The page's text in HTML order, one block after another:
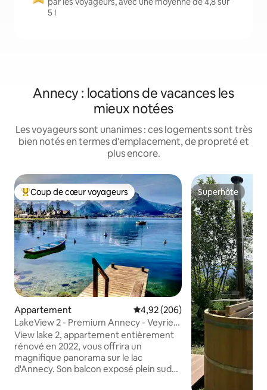
5 !
Annecy : locations de vacances les
mieux notées
Les voyageurs sont unanimes : ces logements sont très
bien notés en termes d'emplacement, de propreté et
plus encore.
Coups de cœur voyageurs les plus appréciés
Coup de cœur voyageurs
Appartement Évaluation moyenne sur la
4,92 (206)
LakeView 2 - Premium Annecy - Veyrier
du lac
View lake 2, appartement entièrement
rénové en 2022, vous offrira un
magnifique panorama sur le lac
d'Annecy. Son balcon exposé plein sud
Superhôte
Superhôte